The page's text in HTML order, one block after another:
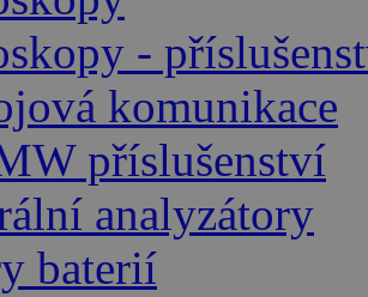
-
komunikace
příslušenství
analyzátory
baterií